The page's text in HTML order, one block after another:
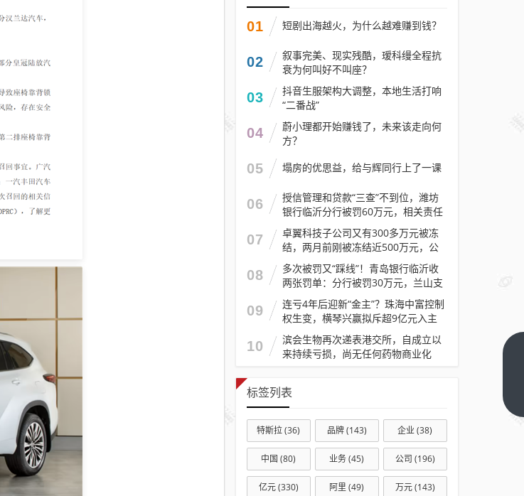
01 短剧出海越火，为什么越难赚到钱？
02
叙事完美、现实残酷，瑷科缦全程抗
衰为何叫好不叫座？
03
抖音生服架构大调整，本地生活打响
“二番战”
04
蔚小理都开始赚钱了，未来该走向何
方？
05 塌房的优思益，给与辉同行上了一课
06
授信管理和贷款“三查”不到位，潍坊
银行临沂分行被罚60万元，相关责任
人被警告
07
卓翼科技子公司又有300多万元被冻
结，两月前刚被冻结近500万元，公
司去年预计亏损至少2.1亿元
08
多次被罚又“踩线”！青岛银行临沂收
两张罚单：分行被罚30万元，兰山支
行被罚30万元
09
连亏4年后迎新“金主”？珠海中富控制
权生变，横琴兴赢拟斥超9亿元入主
10
滨会生物再次递表港交所，自成立以
来持续亏损，尚无任何药物商业化
标签列表
特斯拉(36) 品牌(143) 企业(38)
中国 (80) 业务(45) 公司 (196)
亿元(330) 阿里 (49) 万元(143)